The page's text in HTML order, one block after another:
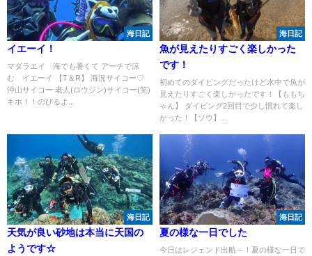
海日記
イエーイ！
マダラエイ 海でも暑くて アーチで涼
む イエーイ 【T＆R】 海況サイコー♡
沖山サイコー 老人(ロウジン)サイコー(笑)
キホ！！のびるよ...
海日記
魚が見えたりすごく楽しかった
です！
初めてのダイビングだったけど水中で魚が
見えたりすごく楽しかったです！【ももち
ゃん】 ダイビング2回目で少し慣れて楽し
かった！【ソウ】...
海日記
天気が良い砂地は本当に天国の
ようです☆
海日記
夏の様な一日でした
今日はレジェンド出航～！夏の様な一日で